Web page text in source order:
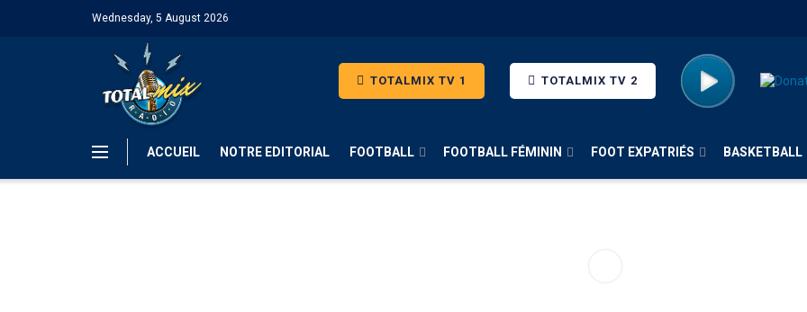
Wednesday, 5 August 2026
TOTALMIX TV 1 TOTALMIX TV 2
ACCUEIL NOTRE EDITORIAL FOOTBALL FOOTBALL FÉMININ FOOT EXPATRIÉS BASKETBALL